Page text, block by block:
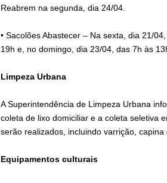
Reabrem na segunda, dia 24/04.
• Sacolões Abastecer – Na sexta, dia 21/
19h e, no domingo, dia 23/04, das 7h às
Limpeza Urbana
​​A Superintendência de Limpeza Urbana
coleta de lixo domiciliar e a coleta ​seletiva
serão realizados, incluindo varrição,
Equipamentos culturais